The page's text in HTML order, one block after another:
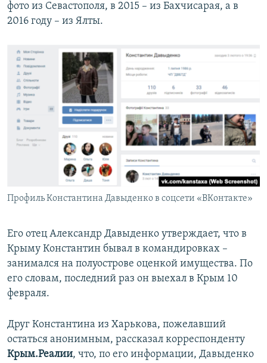
фото из Севастополя, в 2015 – из Бахчисарая, а в
2016 году – из Ялты.
Профиль Константина Давыденко в соцсети «ВКонтакте»
​Его отец Александр Давыденко утверждает, что в
Крыму Константин бывал в командировках –
занимался на полуострове оценкой имущества. По
его словам, последний раз он выехал в Крым 10
февраля.
Друг Константина из Харькова, пожелавший
остаться анонимным, рассказал корреспонденту
Крым.Реалии, что, по его информации, Давыденко